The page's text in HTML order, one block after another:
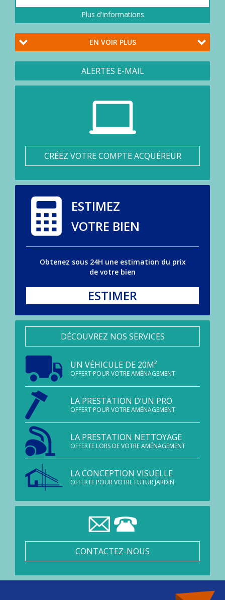
Plus d'informations
EN VOIR PLUS
ALERTES E-MAIL
CRÉEZ VOTRE COMPTE ACQUÉREUR
ESTIMEZ
VOTRE BIEN
Obtenez sous 24H une estimation du prix
de votre bien
ESTIMER
DÉCOUVREZ NOS SERVICES
UN VÉHICULE DE 20M²
OFFERT POUR VOTRE AMÉNAGEMENT
LA PRESTATION D’UN PRO
OFFERT POUR VOTRE AMÉNAGEMENT
LA PRESTATION NETTOYAGE
OFFERTE LORS DE VOTRE AMÉNAGEMENT
LA CONCEPTION VISUELLE
OFFERTE POUR VOTRE FUTUR JARDIN
CONTACTEZ-NOUS